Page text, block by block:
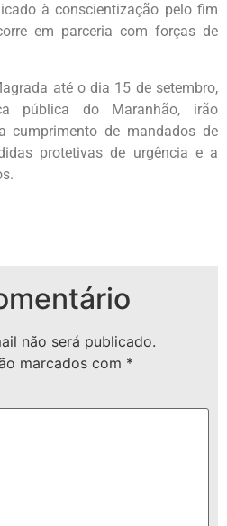
à conscientização pelo fim
em parceria com forças de
até o dia 15 de setembro,
pública do Maranhão, irão
cumprimento de mandados de
protetivas de urgência e a
não será publicado.
marcados com *